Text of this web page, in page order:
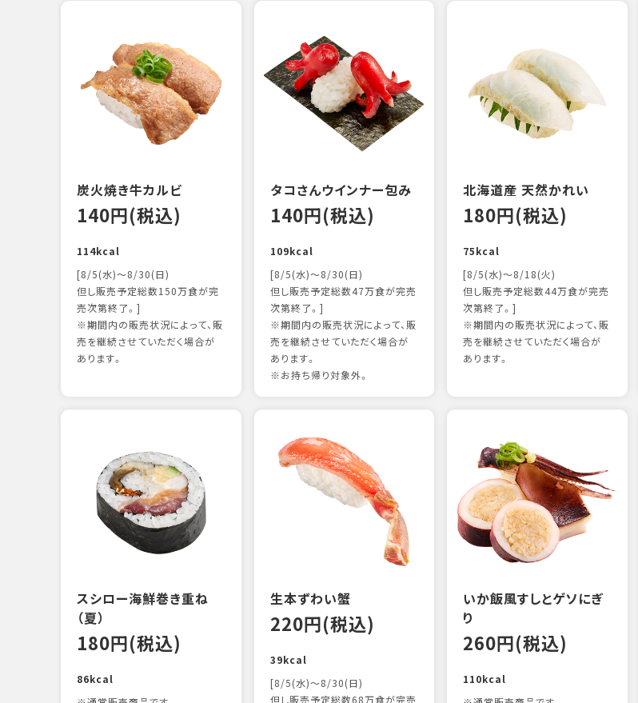
炭火焼き牛カルビ
140円(税込)
114kcal
[8/5(水)～8/30(日)
但し販売予定総数150万食が完
売次第終了。]
※期間内の販売状況によって、販
売を継続させていただく場合が
あります。
タコさんウインナー包み
140円(税込)
109kcal
[8/5(水)～8/30(日)
但し販売予定総数47万食が完売
次第終了。]
※期間内の販売状況によって、販
売を継続させていただく場合が
あります。
※お持ち帰り対象外。
北海道産 天然かれい
180円(税込)
75kcal
[8/5(水)～8/18(火)
但し販売予定総数44万食が完売
次第終了。]
※期間内の販売状況によって、販
売を継続させていただく場合が
あります。
スシロー海鮮巻き重ね
（夏）
180円(税込)
86kcal
生本ずわい蟹
220円(税込)
39kcal
[8/5(水)～8/30(日)
但し販売予定総数68万食が完売
いか飯風すしとゲソにぎ
り
260円(税込)
110kcal